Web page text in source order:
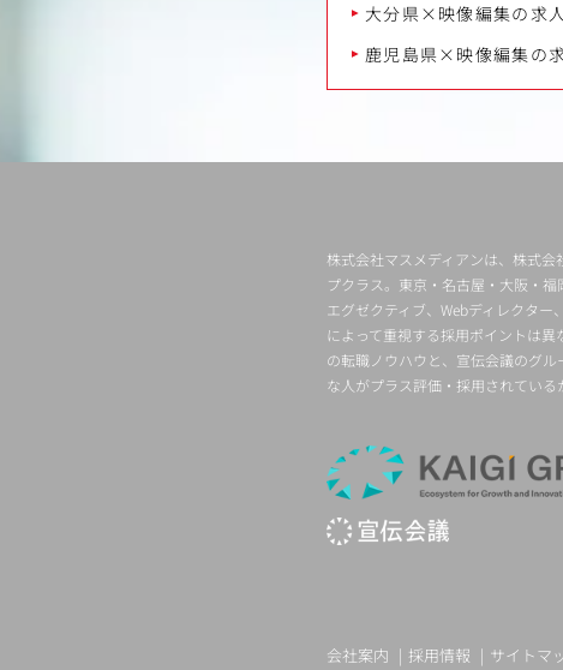
大分県×映像編集の求人
鹿児島県×映像編集の
株式会社マスメディアンは、株式会
プクラス。東京・名古屋・大阪・
エグゼクティブ、Webディレクタ
によって重視する採用ポイントは
の転職ノウハウと、宣伝会議のグ
な人がプラス評価・採用されている
会社案内 採用情報 サイトマ